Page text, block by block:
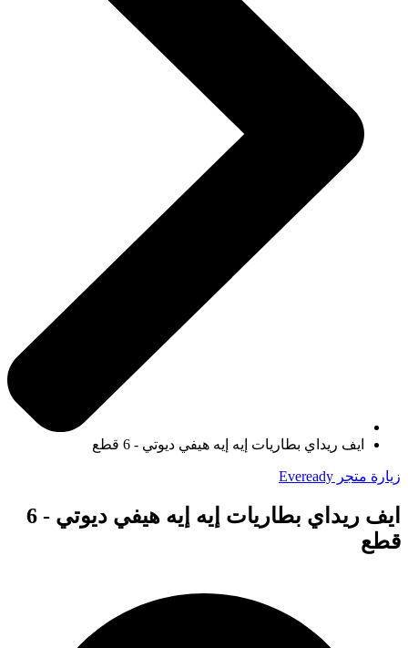
ايف ريداي بطاريات إيه إيه هيفي ديوتي - 6 قطع
زيارة متجر Eveready
ايف ريداي بطاريات إيه إيه هيفي ديوتي - 6
قطع